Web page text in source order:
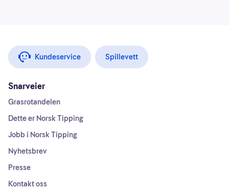
Kundeservice Spillevett
Snarveier
Grasrotandelen
Dette er Norsk Tipping
Jobb i Norsk Tipping
Nyhetsbrev
Presse
Kontakt oss